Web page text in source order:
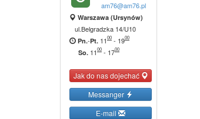
am76@am76.pl
Warszawa (Ursynów)
ul.Belgradzka 14/U10
Pn.-Pt. 1100 - 1900
So. 1100 - 1700
Jak do nas dojechać
Messanger
E-mail